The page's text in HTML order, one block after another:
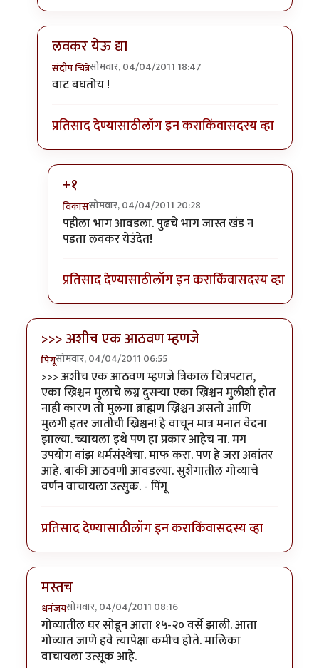
लवकर येऊ द्या
संदीप चित्रेसोमवार, 04/04/2011 18:47
In reply toअभिनंदन.. लवकर येऊ द्या
वाट बघतोय !
प्रतिसाद देण्यासाठीलॉग इन कराकिंवासदस्य व्हा
+१
विकाससोमवार, 04/04/2011 20:28
In reply toलवकर येऊ द्याbyसंदीप चित्रे
पहीला भाग आवडला. पुढचे भाग जास्त खंड न
पडता लवकर येउंदेत!
प्रतिसाद देण्यासाठीलॉग इन कराकिंवासदस्य व्हा
>>> अशीच एक आठवण म्हणजे
पिंगूसोमवार, 04/04/2011 06:55
>>> अशीच एक आठवण म्हणजे त्रिकाल चित्रपटात,
एका ख्रिश्चन मुलाचे लग्न दुसर्‍या एका ख्रिश्चन मुलीशी होत
नाही कारण तो मुलगा ब्राह्मण ख्रिश्चन असतो आणि
मुलगी इतर जातीची ख्रिश्चन! हे वाचून मात्र मनात वेदना
झाल्या. च्यायला इथे पण हा प्रकार आहेच ना. मग
उपयोग वांझ धर्मसंस्थेचा. माफ करा. पण हे जरा अवांतर
आहे. बाकी आठवणी आवडल्या. सुशेगातील गोव्याचे
वर्णन वाचायला उत्सुक. - पिंगू
प्रतिसाद देण्यासाठीलॉग इन कराकिंवासदस्य व्हा
मस्तच
धनंजयसोमवार, 04/04/2011 08:16
गोव्यातील घर सोडून आता १५-२० वर्से झाली. आता
गोव्यात जाणे हवे त्यापेक्षा कमीच होते. मालिका
वाचायला उत्सूक आहे.